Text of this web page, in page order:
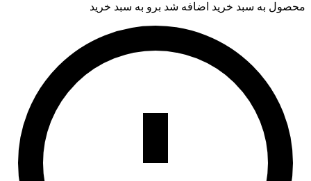
محصول به سبد خرید اضافه شد برو به سبد خرید